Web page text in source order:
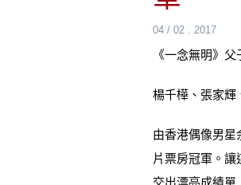
04 / 02 . 2017
《一念無明》
楊千樺、張家
由香港偶像男
片票房冠軍。